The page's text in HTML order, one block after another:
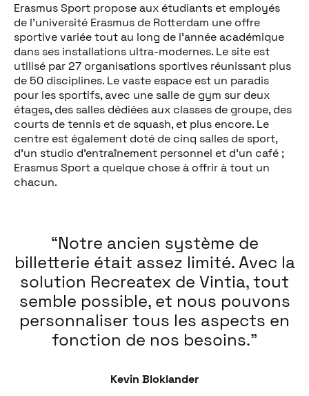
Erasmus Sport propose aux étudiants et employés
de l’université Erasmus de Rotterdam une offre
sportive variée tout au long de l’année académique
dans ses installations ultra-modernes. Le site est
utilisé par 27 organisations sportives réunissant plus
de 50 disciplines. Le vaste espace est un paradis
pour les sportifs, avec une salle de gym sur deux
étages, des salles dédiées aux classes de groupe, des
courts de tennis et de squash, et plus encore. Le
centre est également doté de cinq salles de sport,
d’un studio d’entraînement personnel et d’un café ;
Erasmus Sport a quelque chose à offrir à tout un
chacun.
Notre ancien système de
billetterie était assez limité. Avec la
solution Recreatex de Vintia, tout
semble possible, et nous pouvons
personnaliser tous les aspects en
fonction de nos besoins.
Kevin Bloklander